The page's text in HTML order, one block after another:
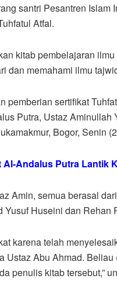
santri Pesantren Islam
Atfal.
kitab pembelajaran
dan memahami ilmu
pemberian sertifikat
Putra, Ustaz
Bogor, Senin
Andalus Putra Lantik
Amin, semua berasal
Huseini dan Rehan
karena telah
Ustaz Abu Ahmad. Beliau
penulis kitab tersebut,”